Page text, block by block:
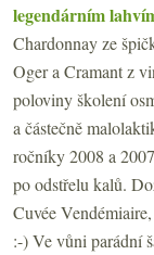
legendárním
Chardonnay ze
Oger a Cramant z
poloviny školení
a částečně
ročníky 2008 a
po odstřelu kalů.
Cuvée
:-) Ve vůni parádní